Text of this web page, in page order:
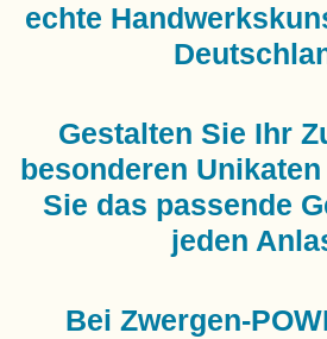
echte
Gestalten Sie Ihr
besonderen
Sie das passende
jeden
Bei Zwergen-